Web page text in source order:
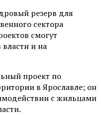
резерв для
сектора
смогут
и на
проект по
в Ярославле; он
с жильцами